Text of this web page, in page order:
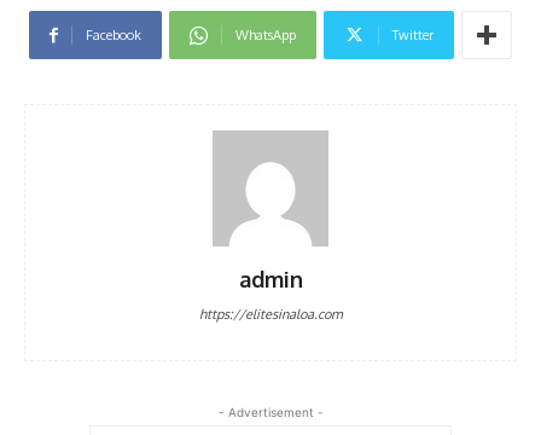
Facebook WhatsApp Twitter
admin
https://elitesinaloa.com
- Advertisement -